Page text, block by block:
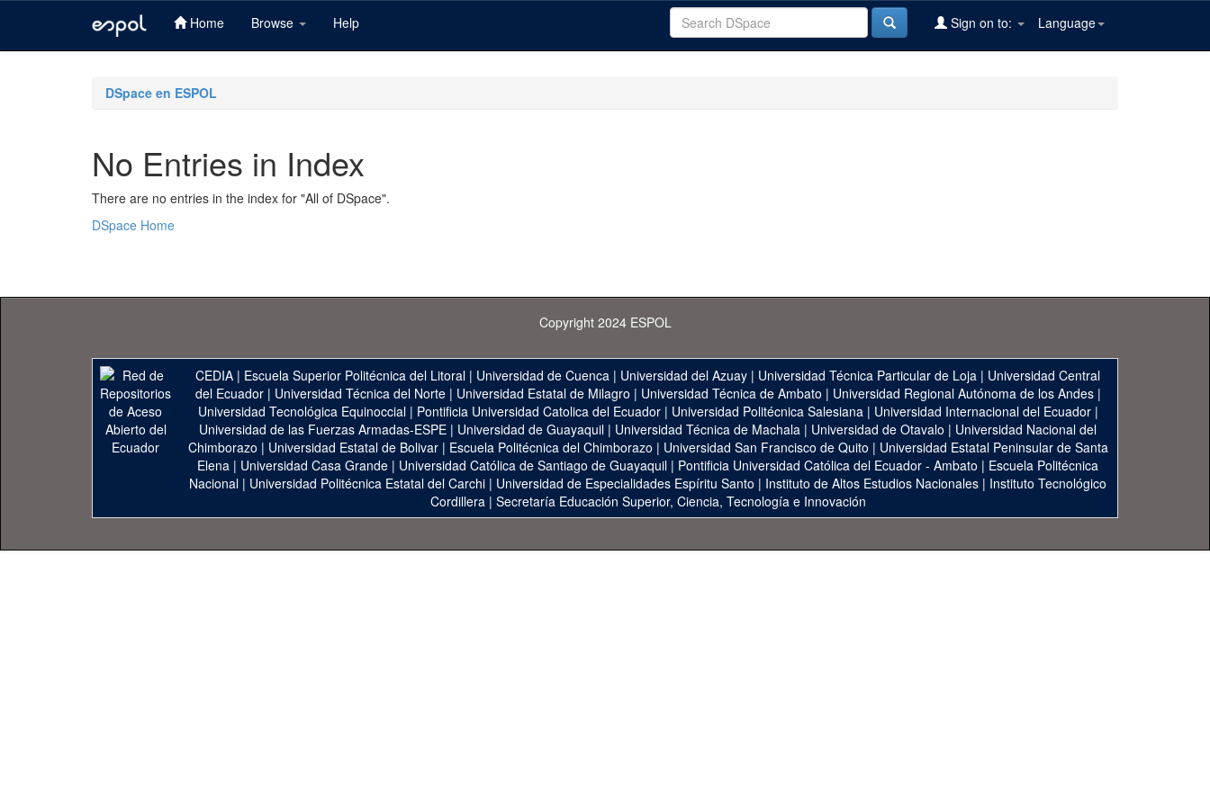
Home Browse Help Language
Sign on to:
DSpace en ESPOL
No Entries in Index
There are no entries in the index for "All of DSpace".
DSpace Home
Copyright 2024 ESPOL
CEDIA | Escuela Superior Politécnica del Litoral | Universidad de Cuenca | Universidad del Azuay | Universidad Técnica Particular de Loja | Universidad Central
del Ecuador| Universidad Técnica del Norte| Universidad Estatal de Milagro | Universidad Técnica de Ambato | Universidad Regional Autónoma de los Andes|
Universidad Tecnológica Equinoccial| Pontificia Universidad Catolica del Ecuador| Universidad Politécnica Salesiana| Universidad Internacional del Ecuador|
Universidad de las Fuerzas Armadas-ESPE | Universidad de Guayaquil | Universidad Técnica de Machala | Universidad de Otavalo | Universidad Nacional del
Chimborazo | Universidad Estatal de Bolivar| Escuela Politécnica del Chimborazo | Universidad San Francisco de Quito | Universidad Estatal Peninsular de Santa
Elena | Universidad Casa Grande | Universidad Católica de Santiago de Guayaquil | Pontificia Universidad Católica del Ecuador - Ambato | Escuela Politécnica
Nacional | Universidad Politécnica Estatal del Carchi | Universidad de Especialidades Espíritu Santo | Instituto de Altos Estudios Nacionales | Instituto Tecnológico
Cordillera| Secretaría Educación Superior, Ciencia, Tecnología e Innovación